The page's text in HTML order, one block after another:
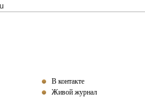
В контакте
Живой журнал